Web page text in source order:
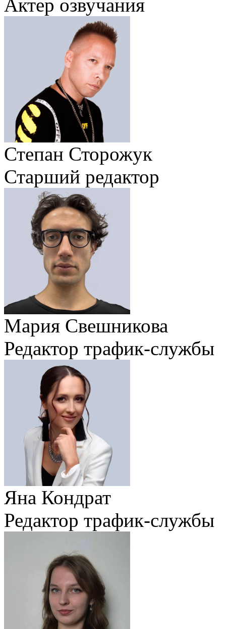
Актер озвучания
Степан Сторожук
Старший редактор
Мария Свешникова
Редактор трафик-службы
Яна Кондрат
Редактор трафик-службы